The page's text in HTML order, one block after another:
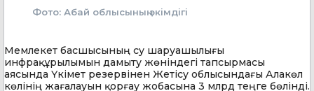
Фото: Абай облысының әкімдігі
Мемлекет басшысының су шаруашылығы
инфрақұрылымын дамыту жөніндегі тапсырмасы
аясында Үкімет резервінен Жетісу облысындағы Алакөл
көлінің жағалауын қорғау жобасына 3 млрд теңге бөлінді.